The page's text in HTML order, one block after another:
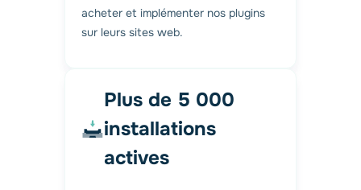
acheter et implémenter nos plugins
sur leurs sites web.
Plus de 5 000
installations
actives